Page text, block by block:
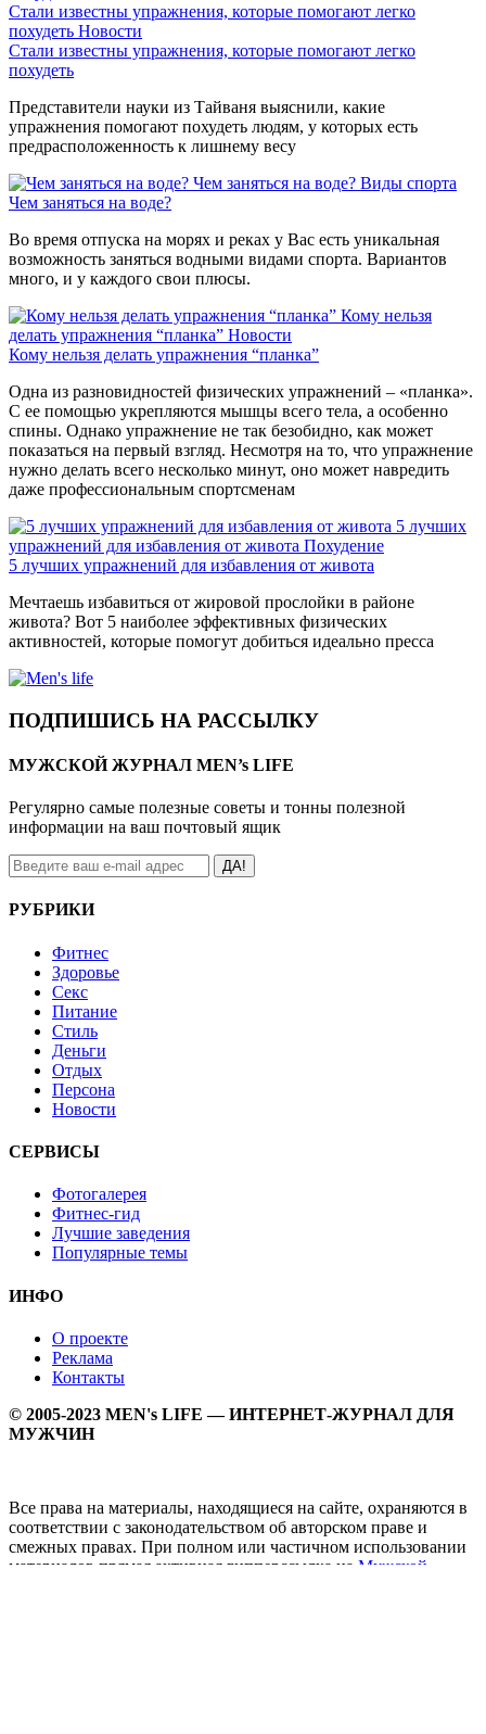
Стали известны упражнения, которые помогают легко
похудеть Новости
Стали известны упражнения, которые помогают легко
похудеть
Представители науки из Тайваня выяснили, какие
упражнения помогают похудеть людям, у которых есть
предрасположенность к лишнему весу
Чем заняться на воде? Виды спорта
Чем заняться на воде?
Во время отпуска на морях и реках у Вас есть уникальная
возможность заняться водными видами спорта. Вариантов
много, и у каждого свои плюсы.
Кому нельзя
делать упражнения “планка” Новости
Кому нельзя делать упражнения “планка”
Одна из разновидностей физических упражнений – «планка».
С ее помощью укрепляются мышцы всего тела, а особенно
спины. Однако упражнение не так безобидно, как может
показаться на первый взгляд. Несмотря на то, что упражнение
нужно делать всего несколько минут, оно может навредить
даже профессиональным спортсменам
5 лучших
упражнений для избавления от живота Похудение
5 лучших упражнений для избавления от живота
Мечтаешь избавиться от жировой прослойки в районе
живота? Вот 5 наиболее эффективных физических
активностей, которые помогут добиться идеально пресса
ПОДПИШИСЬ НА РАССЫЛКУ
МУЖСКОЙ ЖУРНАЛ MEN’s LIFE
Регулярно самые полезные советы и тонны полезной
информации на ваш почтовый ящик
ДА!
РУБРИКИ
Фитнес
Здоровье
Секс
Питание
Стиль
Деньги
Отдых
Персона
Новости
СЕРВИСЫ
Фотогалерея
Фитнес-гид
Лучшие заведения
Популярные темы
ИНФО
О проекте
Реклама
Контакты
© 2005-2023 MEN's LIFE — ИНТЕРНЕТ-ЖУРНАЛ ДЛЯ
МУЖЧИН
Все права на материалы, находящиеся на сайте, охраняются в
соответствии с законодательством об авторском праве и
смежных правах. При полном или частичном использовании
материалов прямая активная гипперссылка на Мужской